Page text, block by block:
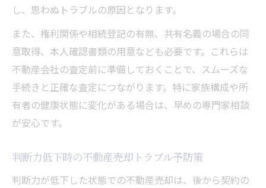
し、思わぬトラブルの原因となります。
また、権利関係や相続登記の有無、共有名義の場合の同
意取得、本人確認書類の用意なども必要です。これらは
不動産会社の査定前に準備しておくことで、スムーズな
手続きと正確な査定につながります。特に家族構成や所
有者の健康状態に変化がある場合は、早めの専門家相談
が安心です。
判断力低下時の不動産売却トラブル予防策
判断力が低下した状態での不動産売却は、後から契約の